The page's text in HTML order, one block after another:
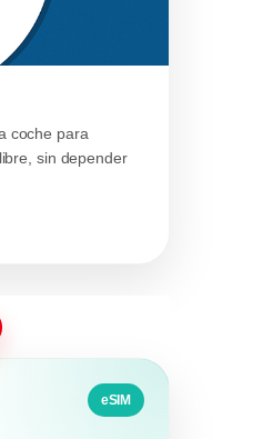
coche para
sin depender
eSIM